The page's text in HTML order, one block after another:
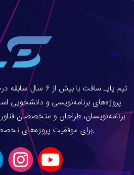
تیم پایـ سافت با
پروژه‌های برنامه‌نویسی و دانشجویی
برنامه‌نویسان، طراحان و متخصصان
برای موفقیت پروژه‌های تخصصی شما هستیم.